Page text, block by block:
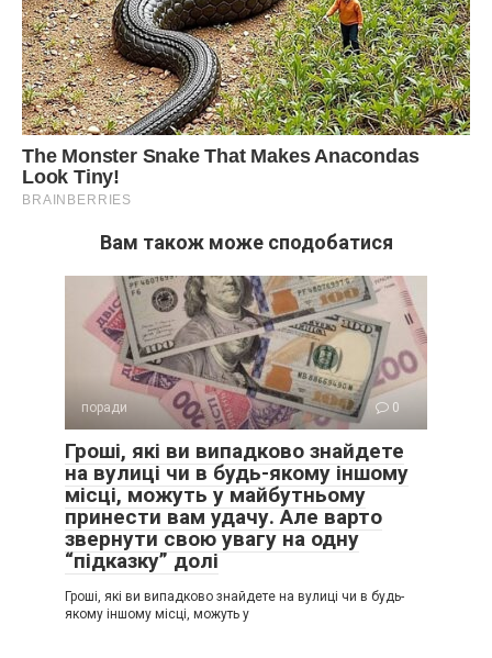
Вам також може сподобатися
поради 0
Гроші, які ви випадково знайдете
на вулиці чи в будь-якому іншому
місці, можуть у майбутньому
принести вам удачу. Але варто
звернути свою увагу на одну
“підказку” долі
Гроші, які ви випадково знайдете на вулиці чи в будь-
якому іншому місці, можуть у